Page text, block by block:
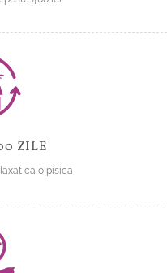
ZILE
ca o pisica